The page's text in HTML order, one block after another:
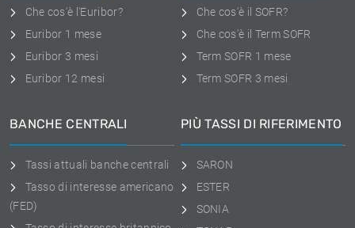
Che cos'è l'Euribor?
Euribor 1 mese
Euribor 3 mesi
Euribor 12 mesi
Che cos'è il SOFR?
Che cos'è il Term SOFR
Term SOFR 1 mese
Term SOFR 3 mesi
BANCHE CENTRALI
Tassi attuali banche centrali
Tasso di interesse americano
(FED)
PIÙ TASSI DI RIFERIMENTO
SARON
ESTER
SONIA